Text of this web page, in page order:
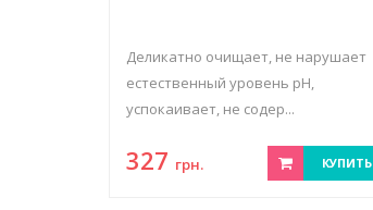
Деликатно очищает, не нарушает
естественный уровень рН,
успокаивает, не содер...
327 грн. КУПИТЬ